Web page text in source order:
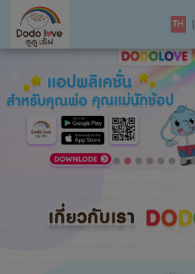
TH |
เกี่ยวกับเรา